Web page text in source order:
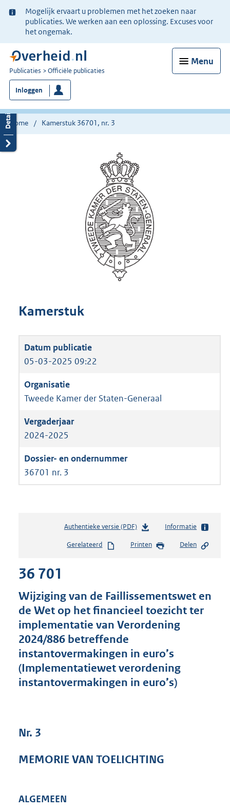
Ter
informatie:
Mogelijk ervaart u problemen met het zoeken naar
publicaties. We werken aan een oplossing. Excuses voor
het ongemak.
Menu
U
bent
nu
hier:
Publicaties Officiële publicaties
Inloggen
Home Kamerstuk 36701, nr. 3
Kamerstuk
05-03-2025 09:22
Tweede Kamer der Staten-Generaal
2024-2025
36701 nr. 3
Authentieke versie (PDF)b
s
s
g
r
t
t
:
Informatie
Gerelateerd Printen Delen
36 701
Wijziging van de Faillissementswet en
de Wet op het financieel toezicht ter
implementatie van Verordening
2024/886 betreffende
instantovermakingen in euro’s
(Implementatiewet verordening
instantovermakingen in euro’s)
Nr. 3
MEMORIE VAN TOELICHTING
ALGEMEEN